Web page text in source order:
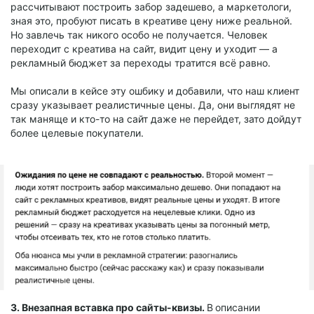
рассчитывают построить забор задешево, а маркетологи,
зная это, пробуют писать в креативе цену ниже реальной.
Но завлечь так никого особо не получается. Человек
переходит с креатива на сайт, видит цену и уходит — а
рекламный бюджет за переходы тратится всё равно.
Мы описали в кейсе эту ошбику и добавили, что наш клиент
сразу указывает реалистичные цены. Да, они выглядят не
так маняще и кто-то на сайт даже не перейдет, зато дойдут
более целевые покупатели.
3. Внезапная вставка про сайты-квизы. Вописании